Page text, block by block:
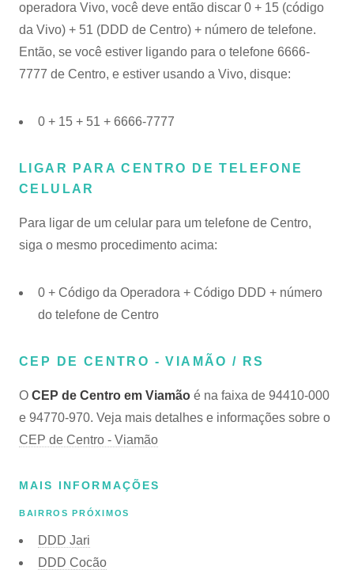
operadora Vivo, você deve então discar 0 + 15 (código
da Vivo) + 51 (DDD de Centro) + número de telefone.
Então, se você estiver ligando para o telefone 6666-
7777 de Centro, e estiver usando a Vivo, disque:
0 + 15 + 51 + 6666-7777
LIGAR PARA CENTRO DE TELEFONE
CELULAR
Para ligar de um celular para um telefone de Centro,
siga o mesmo procedimento acima:
0 + Código da Operadora + Código DDD + número
do telefone de Centro
CEP DE CENTRO - VIAMÃO / RS
O CEP de Centro em Viamão é na faixa de 94410-000
e 94770-970. Veja mais detalhes e informações sobre o
CEP de Centro - Viamão
MAIS INFORMAÇÕES
BAIRROS PRÓXIMOS
DDD Jari
DDD Cocão